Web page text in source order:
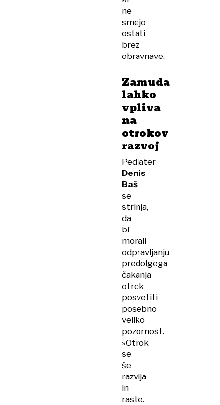
ne
smejo
ostati
brez
obravnave.
Zamuda
lahko
vpliva
na
otrokov
razvoj
Pediater
Denis
Baš
se
strinja,
da
bi
morali
odpravljanju
predolgega
čakanja
otrok
posvetiti
posebno
veliko
pozornost.
»Otrok
se
še
razvija
in
raste.